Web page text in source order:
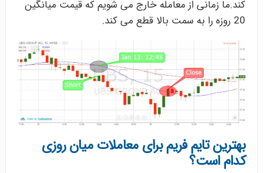
کند.ما زمانی از معامله خارج می شویم که قیمت میانگین
20 روزه را به سمت بالا قطع می کند.
بهترین تایم فریم برای معاملات میان روزی
کدام است؟